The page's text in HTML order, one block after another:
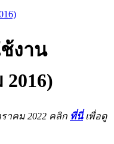
งาน
าคม 2022 คลิก ที่นี่เพื่อดู